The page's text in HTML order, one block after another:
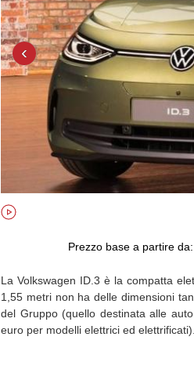
‹
Prezzo base a partire da:
La Volkswagen ID.3 è la compatta
1,55 metri non ha delle dimensioni
del Gruppo (quello destinata alle
euro per modelli elettrici ed elettrificati).